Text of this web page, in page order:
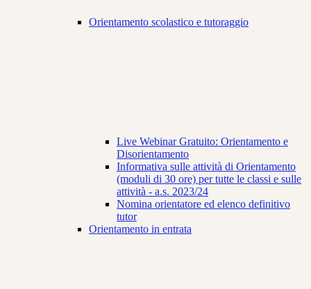
Orientamento scolastico e tutoraggio
Live Webinar Gratuito: Orientamento e
Disorientamento
Informativa sulle attività di Orientamento
(moduli di 30 ore) per tutte le classi e sulle
attività - a.s. 2023/24
Nomina orientatore ed elenco definitivo
tutor
Orientamento in entrata